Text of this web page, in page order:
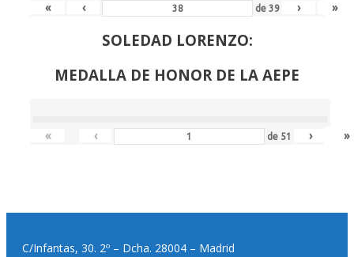
« ‹ de39 › »
SOLEDAD LORENZO:
MEDALLA DE HONOR DE LA AEPE
« ‹ de 51 › »
C/Infantas, 30. 2º – Dcha. 28004 – Madrid